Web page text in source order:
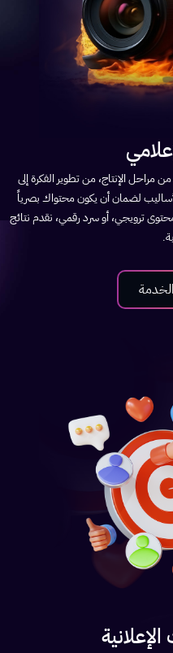
مراحل الإنتاج، من تطوير الفكرة إلى
لضمان أن يكون محتواك بصرياً
ترويجي، أو سرد رقمي، نقدم نتائج